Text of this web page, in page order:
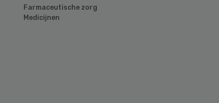
Farmaceutische zorg
Medicijnen